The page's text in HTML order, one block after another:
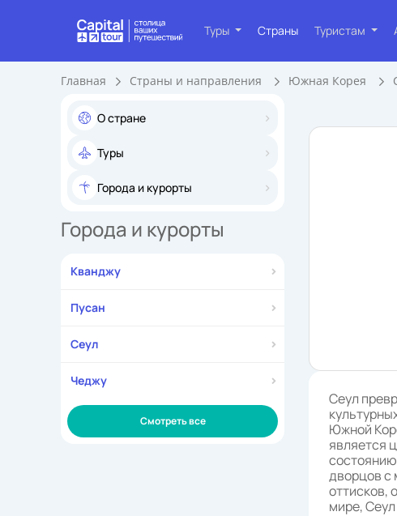
Туры Страны Туристам
Главная Страны и направления Южная Корея
О стране
Туры
Города и курорты
Города и курорты
Кванджу
Пусан
Сеул
Чеджу
Смотреть все
Сеул
Южной
является
дворцов с
оттисков,
мире,